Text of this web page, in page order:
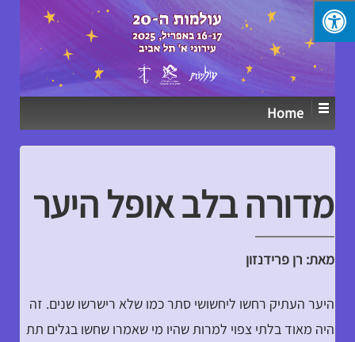
↓
SKIP
TO
CONTENT
Home
מדורה בלב אופל היער
מאת: רן פרידנזון
היער העתיק רחשו ליחשושי סתר כמו שלא רישרשו שנים. זה
היה מאוד בלתי צפוי למרות שהיו מי שאמרו שחשו בגלים תת